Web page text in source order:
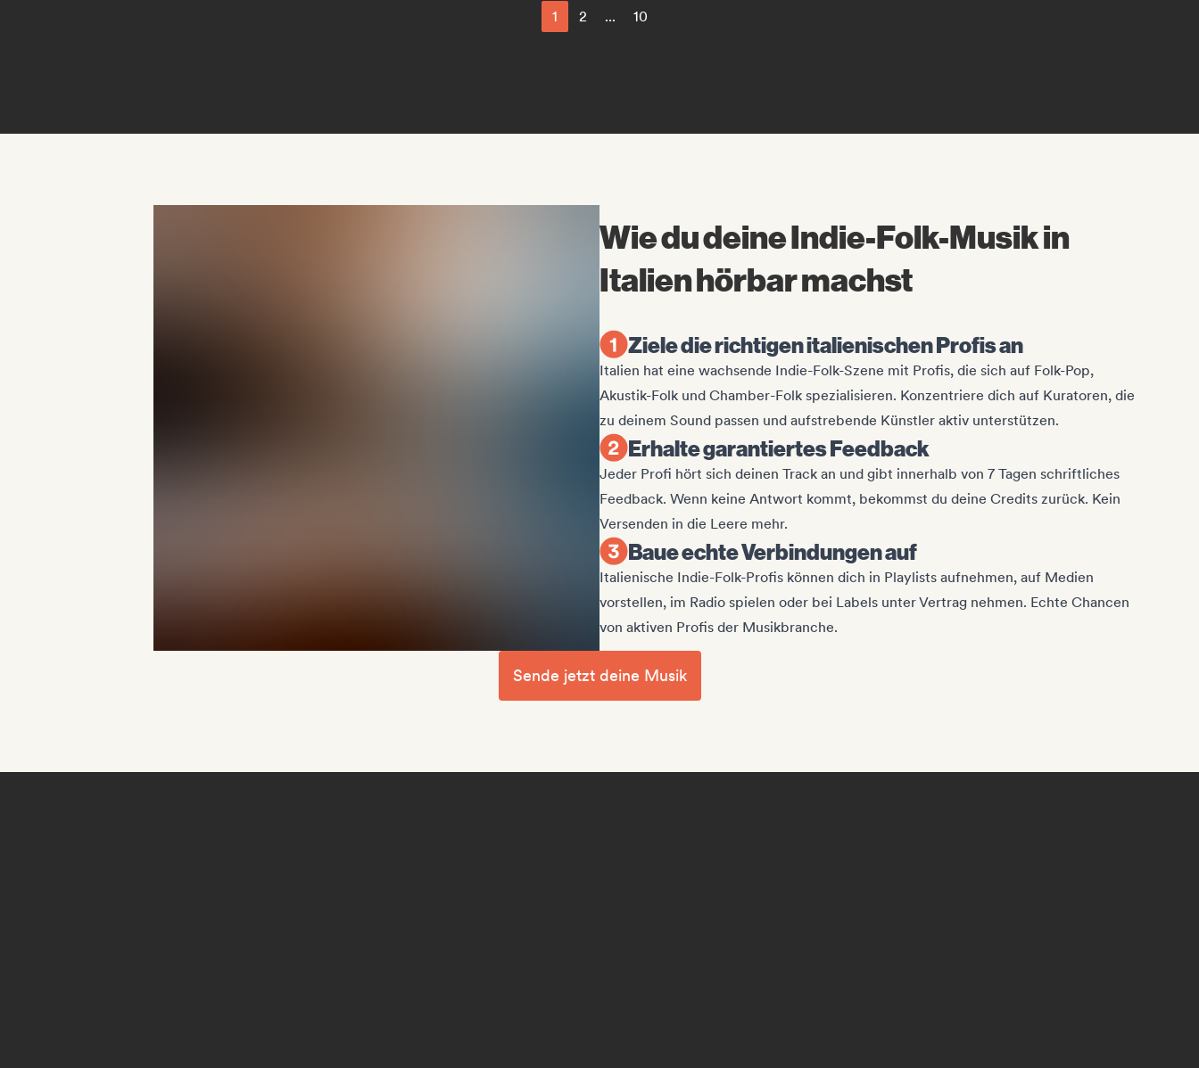
1 2 ... 10
Wie du deine Indie-Folk-Musik in
Italien hörbar machst
Ziele die richtigen italienischen Profis an
Italien hat eine wachsende Indie-Folk-Szene mit Profis, die sich auf Folk-Pop,
Akustik-Folk und Chamber-Folk spezialisieren. Konzentriere dich auf Kuratoren, die
zu deinem Sound passen und aufstrebende Künstler aktiv unterstützen.
Erhalte garantiertes Feedback
Jeder Profi hört sich deinen Track an und gibt innerhalb von 7 Tagen schriftliches
Feedback. Wenn keine Antwort kommt, bekommst du deine Credits zurück. Kein
Versenden in die Leere mehr.
Baue echte Verbindungen auf
Italienische Indie-Folk-Profis können dich in Playlists aufnehmen, auf Medien
vorstellen, im Radio spielen oder bei Labels unter Vertrag nehmen. Echte Chancen
von aktiven Profis der Musikbranche.
Sende jetzt deine Musik